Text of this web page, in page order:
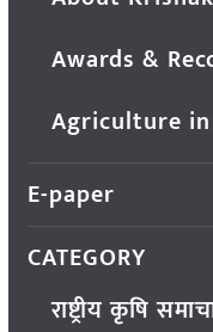
Awards &
Agriculture
E-paper
CATEGORY
राष्ट्रीय कृषि